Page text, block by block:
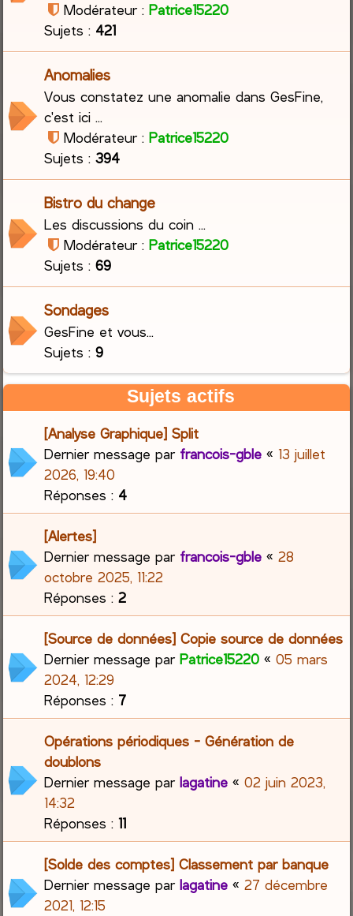
Modérateur : Patrice15220
Sujets : 421
Anomalies
Vous constatez une anomalie dans GesFine,
c'est ici ...
Modérateur : Patrice15220
Sujets :394
Bistro du change
Les discussions du coin ...
Modérateur : Patrice15220
Sujets :69
Sondages
GesFine et vous...
Sujets :9
Sujets actifs
[Analyse Graphique] Split
Dernier message par francois-gble « 13 juillet
2026, 19:40
Réponses : 4
[Alertes]
Dernier message par francois-gble «28
octobre 2025, 11:22
Réponses :2
[Source de données] Copie source de données
Dernier message parPatrice15220 «05 mars
2024, 12:29
Réponses : 7
Opérations périodiques - Génération de
doublons
Dernier message parlagatine «02 juin 2023,
14:32
Réponses :11
[Solde des comptes] Classement par banque
Dernier message parlagatine «27 décembre
2021, 12:15